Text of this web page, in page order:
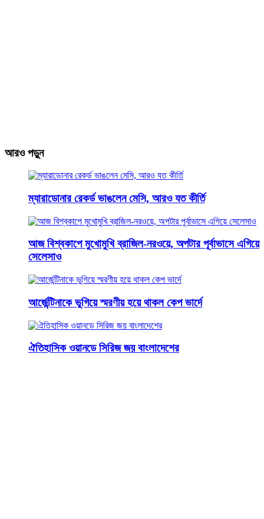
আরও পড়ুন
ম্যারাডোনার রেকর্ড ভাঙলেন মেসি, আরও যত কীর্তি
আজ বিশ্বকাপে মুখোমুখি ব্রাজিল-নরওয়ে, অপটার পূর্বাভাসে এগিয়ে
সেলেসাও
আর্জেন্টিনাকে ভুগিয়ে স্মরণীয় হয়ে থাকল কেপ ভার্দে
ঐতিহাসিক ওয়ানডে সিরিজ জয় বাংলাদেশের